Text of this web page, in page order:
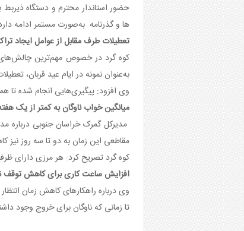
حضور استاندار محترم و دستگاه ذیربط
ها و گذرنامه به‌صورت مستمر ادامه
تعطیلات طرف مقابل از عوامل ایجاد
کوه گرد در خصوص مهم‌ترین چالش‌های
به‌عنوان نمونه در ایام عید قربان،
وی افزود: پیگیری‌هایی انجام شده تا
میانگین خواب ناوگان به کمتر از یک
مدیرکل گمرک خراسان جنوبی
مقاطعی این زمان به دو تا سه روز
کوه گرد تصریح کرد: هر مرزی دارای
افزایش ساعت کاری برای کاهش توقف
وی درباره راهکارهای کاهش زمان
تا زمانی که ناوگان برای خروج وجود